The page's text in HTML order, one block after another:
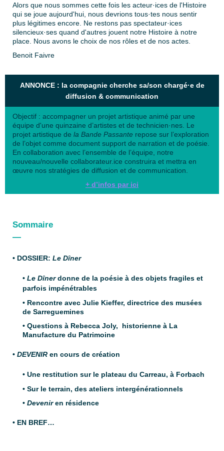
Alors que nous sommes cette fois les acteur·ices de l'Histoire
qui se joue aujourd'hui, nous devrions tous·tes nous sentir
plus légitimes encore. Ne restons pas spectateur·ices
silencieux·ses quand d'autres jouent notre Histoire à notre
place. Nous avons le choix de nos rôles et de nos actes.
Benoit Faivre
ANNONCE : la compagnie cherche sa/son chargé·e de
diffusion & communication
Objectif : accompagner un projet artistique animé par une
équipe d'une quinzaine d’artistes et de technicien·nes. Le
projet artistique de la Bande Passante repose sur l’exploration
de l’objet comme document support de narration et de poésie.
En collaboration avec l’ensemble de l’équipe, notre
nouveau/nouvelle collaborateur.ice construira et mettra en
œuvre nos stratégies de diffusion et de communication.
+ d’infos par ici
Sommaire
—
• DOSSIER: Le Dîner
• Le Dînerdonne de la poésie à des objets fragiles et
parfois impénétrables
• Rencontre avec Julie Kieffer, directrice des musées
de Sarreguemines
• Questions à Rebecca Joly, historienne à La
Manufacture du Patrimoine
• DEVENIR en cours de création
• Une restitution sur le plateau du Carreau, à Forbach
• Sur le terrain, des ateliers intergénérationnels
• Deveniren résidence
• EN BREF…